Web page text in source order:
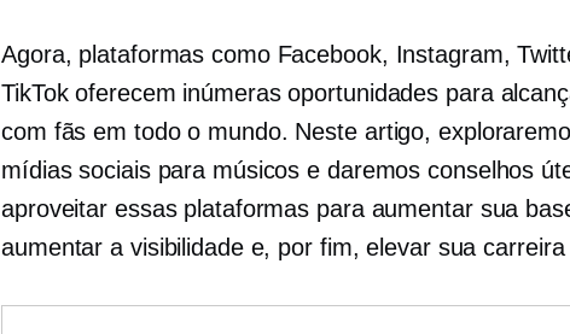
Agora, plataformas como Facebook, Instagram,
TikTok oferecem inúmeras oportunidades para
com fãs em todo o mundo. Neste artigo,
mídias sociais para músicos e daremos conselhos
aproveitar essas plataformas para aumentar sua
aumentar a visibilidade e, por fim, elevar sua carreira